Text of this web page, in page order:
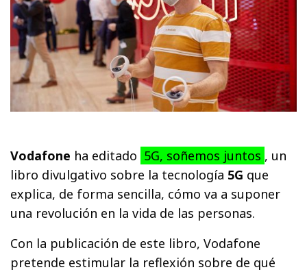
Vodafone ha editado 5G, soñemos juntos , un
libro divulgativo sobre la tecnología 5G que
explica, de forma sencilla, cómo va a suponer
una revolución en la vida de las personas.
Con la publicación de este libro, Vodafone
pretende estimular la reflexión sobre de qué